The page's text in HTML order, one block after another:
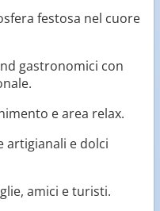
festosa nel cuore
gastronomici con
e area relax.
artigianali e dolci
amici e turisti.